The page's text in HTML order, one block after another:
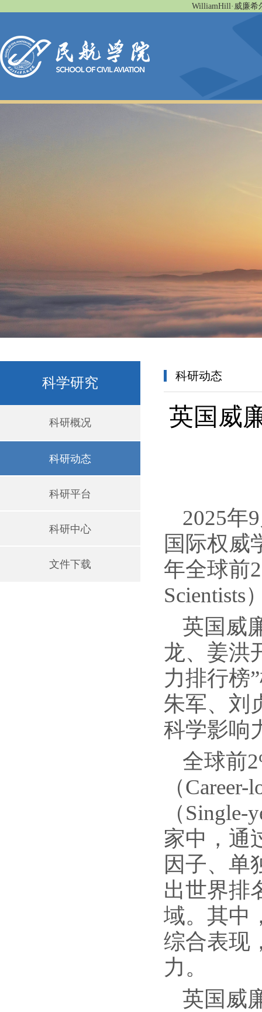
WilliamHill·威廉希
科学研究
科研概况
科研动态
科研平台
科研中心
文件下载
科研动态
英国威
2025年
国际权威
年全球前
Scientists
英国威
龙、姜洪
力排行榜
朱军、刘
科学影响
全球前
（
（
家中，通
因子、单
出世界排
域。其中
综合表现
力。
英国威